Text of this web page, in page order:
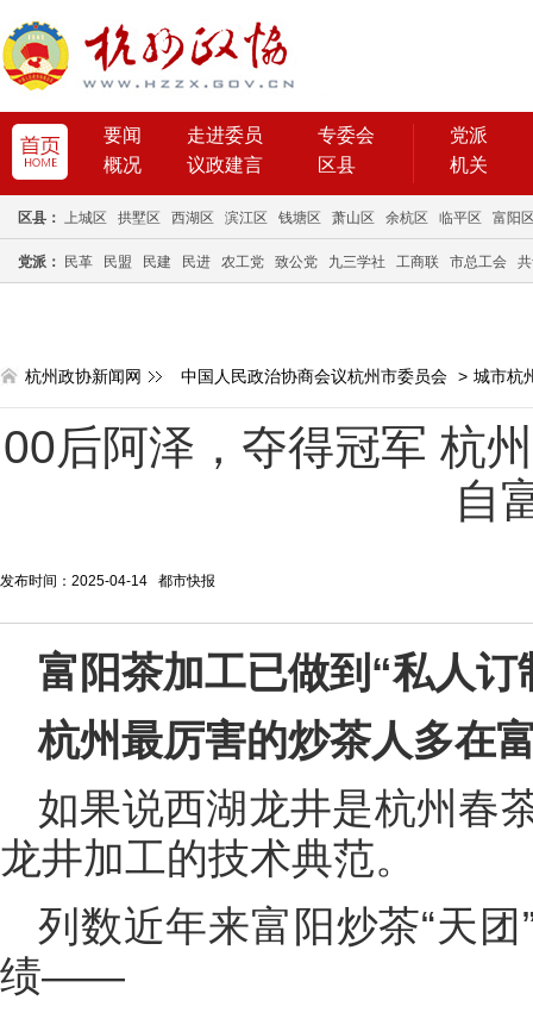
要闻 走进委员
专委会
概况
议政建言 区县
党派
机关
区县： 上城区 拱墅区 西湖区 滨江区 钱塘区 萧山区 余杭区 临平区 富阳
党派： 民革 民盟 民建 民进 农工党 致公党 九三学社 工商联 市总工会
杭州政协新闻网 中国人民政治协商会议杭州市委员会 > 城市杭
00后阿泽，夺得冠军 杭
自
发布时间：2025-04-14 都市快报
富阳茶加工已做到“私人订
杭州最厉害的炒茶人多在
如果说西湖龙井是杭州春
龙井加工的技术典范。
列数近年来富阳炒茶“天
绩——